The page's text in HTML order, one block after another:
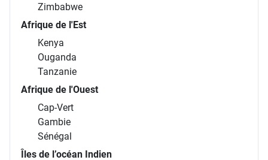
Zimbabwe
Afrique de l'Est
Kenya
Ouganda
Tanzanie
Afrique de l'Ouest
Cap-Vert
Gambie
Sénégal
Îles de l’océan Indien